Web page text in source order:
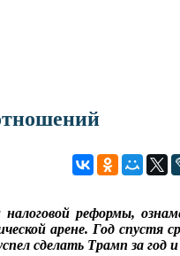
реформы,
арене. Год спустя
сделать Трамп за год